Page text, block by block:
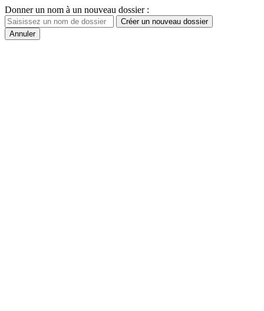
Donner un nom à un nouveau dossier :
Créer un nouveau dossier
Annuler